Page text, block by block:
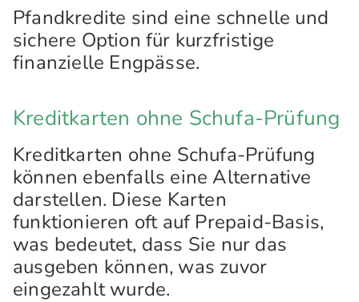
Pfandkredite sind eine schnelle und
sichere Option für kurzfristige
finanzielle Engpässe.
Kreditkarten ohne Schufa-Prüfung
Kreditkarten ohne Schufa-Prüfung
können ebenfalls eine Alternative
darstellen. Diese Karten
funktionieren oft auf Prepaid-Basis,
was bedeutet, dass Sie nur das
ausgeben können, was zuvor
eingezahlt wurde.